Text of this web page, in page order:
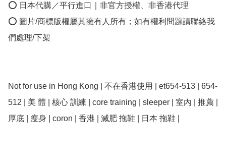
⭕ 日本代購／平行進口｜非官方授權、非香港代理
⭕ 圖片/商標版權屬其擁有人所有；如有權利問題請聯絡我
們處理/下架
Not for use in Hong Kong | 不在香港使用 | et654-513 | 654-
512 | 美 體 | 核心 訓練 | core training | sleeper | 室內 | 推薦 |
厚底 | 瘦身 | coron | 香港 | 減肥 拖鞋 | 日本 拖鞋 |